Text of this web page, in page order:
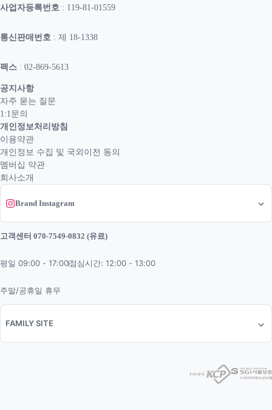
사업자등록번호 : 119-81-01559
통신판매번호 : 제 18-1338
팩스 : 02-869-5613
공지사항
자주 묻는 질문
1:1문의
개인정보처리방침
이용약관
개인정보 수집 및 국외이전 동의
멤버십 약관
회사소개
Brand Instagram
고객센터 070-7549-0832 (유료)
평일 09:00 - 17:00점심시간: 12:00 - 13:00
주말/공휴일 휴무
FAMILY SITE